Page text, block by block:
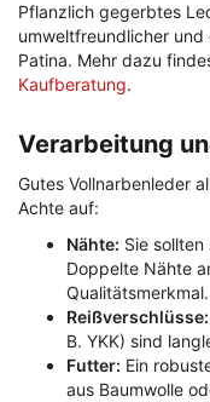
Pflanzlich gegerbtes
umweltfreundlicher
Patina. Mehr dazu
Kaufberatung.
Verarbeitung
Gutes Vollnarbenleder
Achte auf:
Nähte: Sie
Doppelte Nähte
Qualitätsmerkmal.
Reißverschlüsse:
B. YKK) sind
Futter: Ein
aus Baumwolle